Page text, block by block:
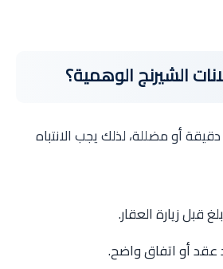
الشيرنج الوهمية؟
دقيقة أو مضللة، لذلك يجب الانتباه
قبل زيارة العقار.
عقد أو اتفاق واضح.